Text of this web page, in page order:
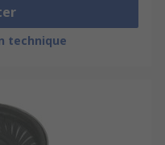
technique